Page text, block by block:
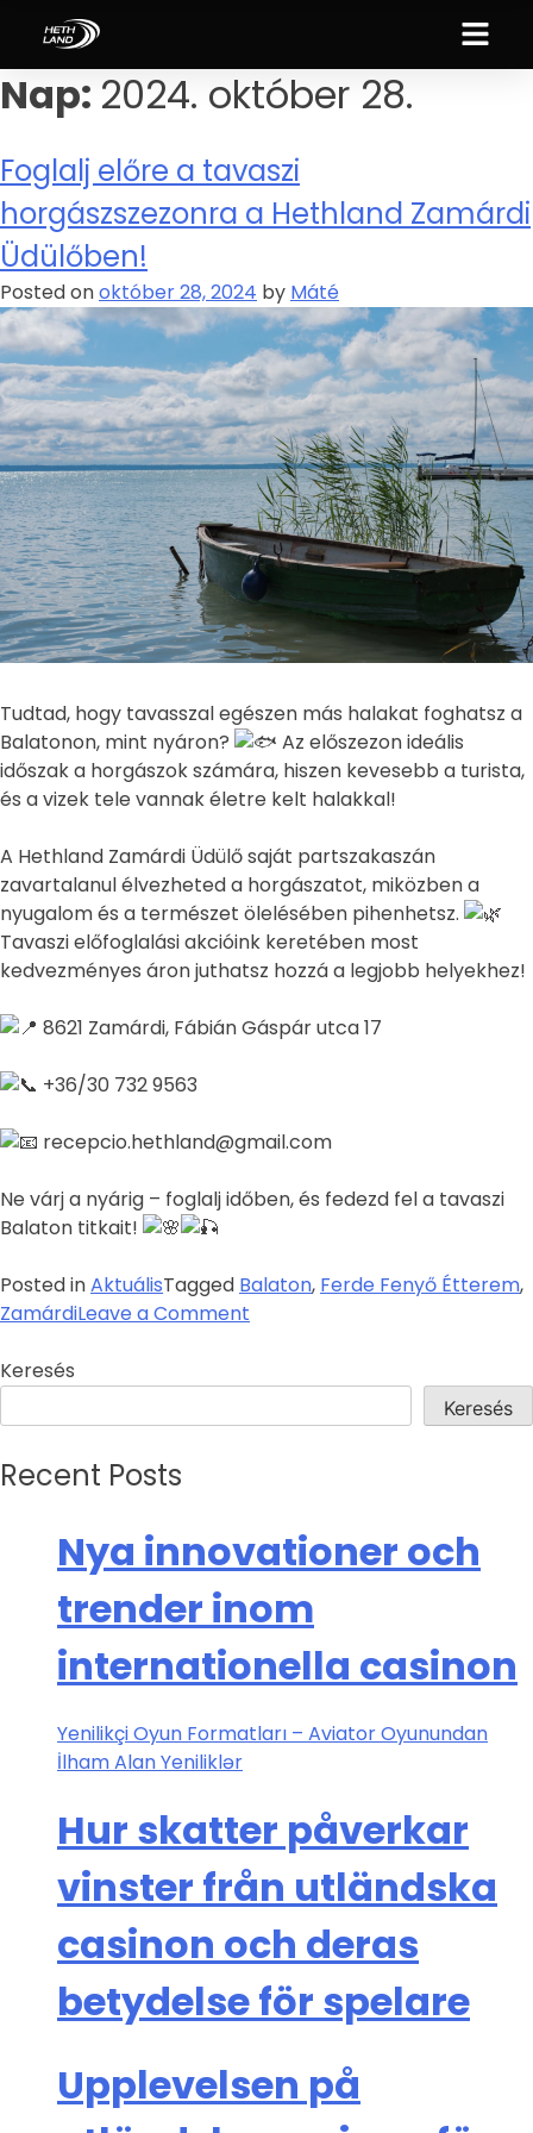
Nap: 2024. október 28.
Foglalj előre a tavaszi
horgászszezonra a Hethland Zamárdi
Üdülőben!
Posted onoktóber 28, 2024 by Máté
Tudtad, hogy tavasszal egészen más halakat foghatsz a
Balatonon, mint nyáron?
Az előszezon ideális
időszak a horgászok számára, hiszen kevesebb a turista,
és a vizek tele vannak életre kelt halakkal!
A Hethland Zamárdi Üdülő saját partszakaszán
zavartalanul élvezheted a horgászatot, miközben a
nyugalom és a természet ölelésében pihenhetsz.
Tavaszi előfoglalási akcióink keretében most
kedvezményes áron juthatsz hozzá a legjobb helyekhez!
8621 Zamárdi, Fábián Gáspár utca 17
+36/30 732 9563
recepcio.hethland@gmail.com
Ne várj a nyárig – foglalj időben, és fedezd fel a tavaszi
Balaton titkait!
Posted inAktuálisTagged Balaton, Ferde Fenyő Étterem,
ZamárdiLeave a Comment
Keresés
Keresés
Recent Posts
Nya innovationer och
trender inom
internationella casinon
Yenilikçi Oyun Formatları – Aviator Oyunundan
İlham Alan Yeniliklər
Hur skatter påverkar
vinster från utländska
casinon och deras
betydelse för spelare
Upplevelsen på